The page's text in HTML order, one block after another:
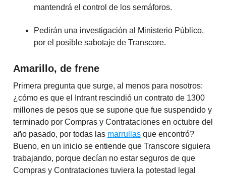
mantendrá el control de los semáforos.
Pedirán una investigación al Ministerio Público,
por el posible sabotaje de Transcore.
Amarillo, de frene
Primera pregunta que surge, al menos para nosotros:
¿cómo es que el Intrant rescindió un contrato de 1300
millones de pesos que se supone que fue suspendido y
terminado por Compras y Contrataciones en octubre del
año pasado, por todas las marrullas que encontró?
Bueno, en un inicio se entiende que Transcore siguiera
trabajando, porque decían no estar seguros de que
Compras y Contrataciones tuviera la potestad legal